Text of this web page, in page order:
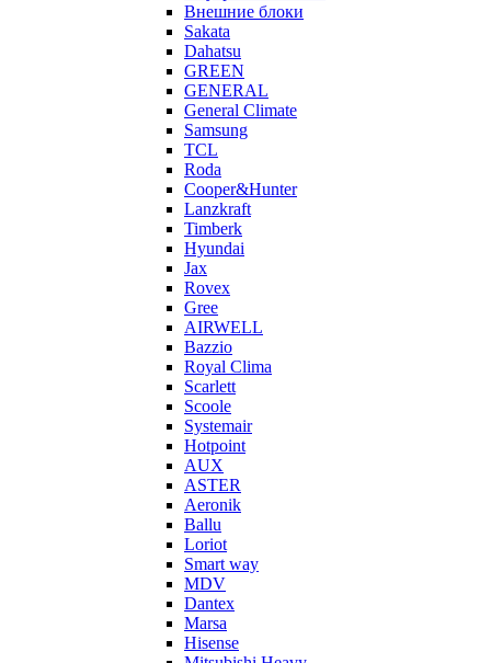
Внешние блоки
Sakata
Dahatsu
GREEN
GENERAL
General Climate
Samsung
TCL
Roda
Cooper&Hunter
Lanzkraft
Timberk
Hyundai
Jax
Rovex
Gree
AIRWELL
Bazzio
Royal Clima
Scarlett
Scoole
Systemair
Hotpoint
AUX
ASTER
Aeronik
Ballu
Loriot
Smart way
MDV
Dantex
Marsa
Hisense